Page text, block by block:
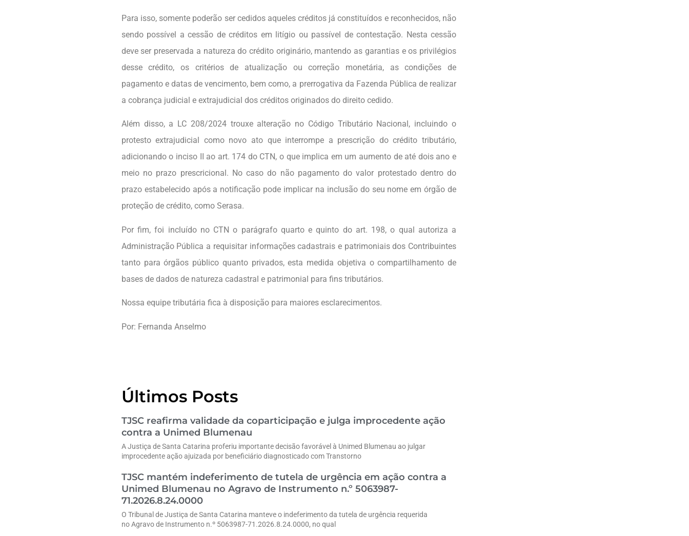
Para isso, somente poderão ser cedidos aqueles créditos já constituídos e reconhecidos, não
sendo possível a cessão de créditos em litígio ou passível de contestação. Nesta cessão
deve ser preservada a natureza do crédito originário, mantendo as garantias e os privilégios
desse crédito, os critérios de atualização ou correção monetária, as condições de
pagamento e datas de vencimento, bem como, a prerrogativa da Fazenda Pública de realizar
a cobrança judicial e extrajudicial dos créditos originados do direito cedido.
Além disso, a LC 208/2024 trouxe alteração no Código Tributário Nacional, incluindo o
protesto extrajudicial como novo ato que interrompe a prescrição do crédito tributário,
adicionando o inciso II ao art. 174 do CTN, o que implica em um aumento de até dois ano e
meio no prazo prescricional. No caso do não pagamento do valor protestado dentro do
prazo estabelecido após a notificação pode implicar na inclusão do seu nome em órgão de
proteção de crédito, como Serasa.
Por fim, foi incluído no CTN o parágrafo quarto e quinto do art. 198, o qual autoriza a
Administração Pública a requisitar informações cadastrais e patrimoniais dos Contribuintes
tanto para órgãos público quanto privados, esta medida objetiva o compartilhamento de
bases de dados de natureza cadastral e patrimonial para fins tributários.
Nossa equipe tributária fica à disposição para maiores esclarecimentos.
Por: Fernanda Anselmo
Últimos Posts
TJSC reafirma validade da coparticipação e julga improcedente ação
contra a Unimed Blumenau
A Justiça de Santa Catarina proferiu importante decisão favorável à Unimed Blumenau ao julgar
improcedente ação ajuizada por beneficiário diagnosticado com Transtorno
TJSC mantém indeferimento de tutela de urgência em ação contra a
Unimed Blumenau no Agravo de Instrumento n.º 5063987-
71.2026.8.24.0000
O Tribunal de Justiça de Santa Catarina manteve o indeferimento da tutela de urgência requerida
no Agravo de Instrumento n.º 5063987-71.2026.8.24.0000, no qual